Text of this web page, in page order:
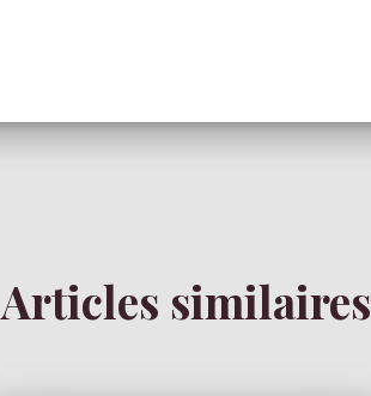
Articles similaires